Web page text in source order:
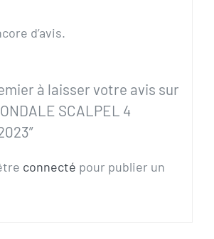
d’avis.
à laisser votre avis sur
SCALPEL 4
connecté pour publier un